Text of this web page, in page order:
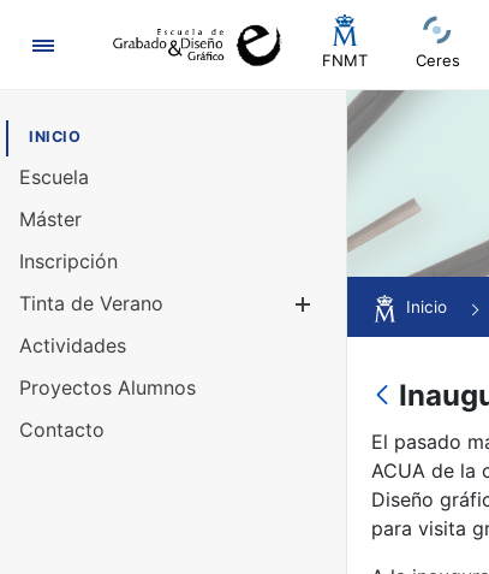
Navegación
FNMT Ceres
INICIO
Escuela
Máster
Inscripción
Tinta de Verano
Actividades
Proyectos Alumnos
Contacto
Inicio
El pasado
ACUA de la
Diseño
para visita